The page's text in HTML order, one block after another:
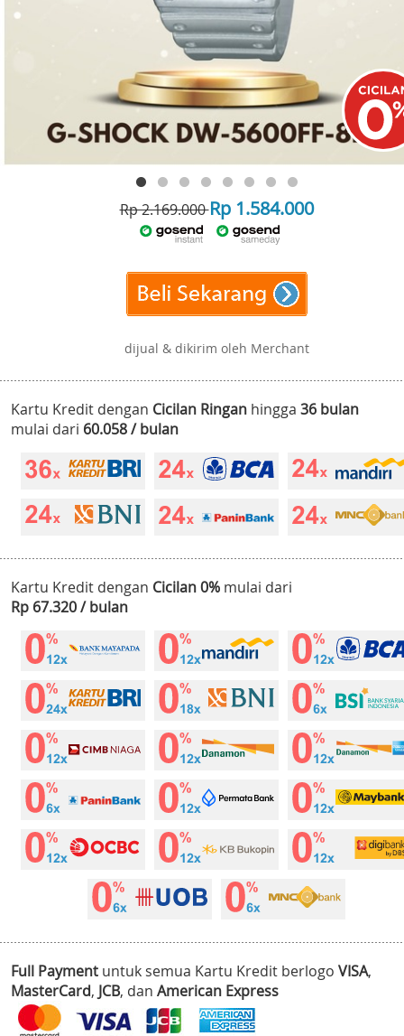
Rp 2.169.000Rp 1.584.000
dijual & dikirim oleh Merchant
Kartu Kredit dengan Cicilan Ringan hingga 36 bulan
mulai dari 60.058 / bulan
Kartu Kredit dengan Cicilan 0% mulai dari
Rp 67.320 / bulan
Full Payment untuk semua Kartu Kredit berlogo VISA,
MasterCard, JCB, dan American Express